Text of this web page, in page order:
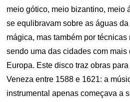
meio gótico, meio bizantino, meio
se equlibravam sobre as águas
mágica, mas também por
sendo uma das cidades com mais
Europa. Este disco traz obras
Veneza entre 1588 e 1621: a
instrumental apenas começava a